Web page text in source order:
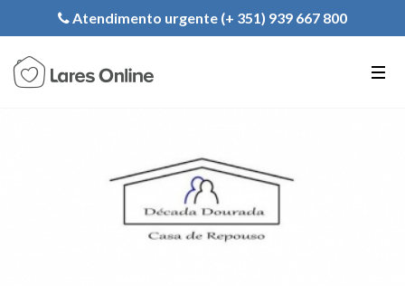
Registe a sua Instituição
Atendimento urgente (+ 351) 939 667 800